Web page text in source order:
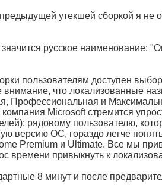
утекшей сборкой я не
русское наименование:
пользователям доступен
что локализованные
и
Microsoft стремится
рядовому пользователю,
версию ОС, гораздо легче
Premium и Ultimate. Все мы
времени привыкнуть к
8 минут и после